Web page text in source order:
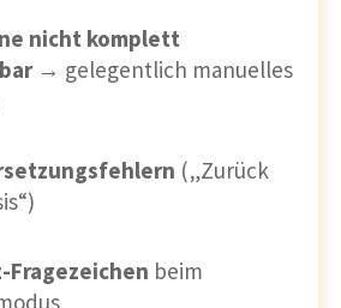
nicht komplett
→ gelegentlich manuelles
(„Zurück
Fragezeichen beim